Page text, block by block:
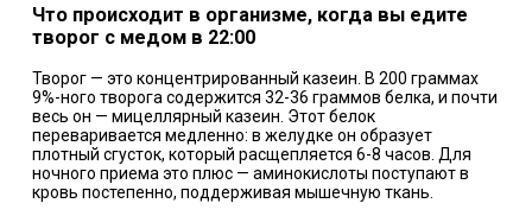
Что происходит в организме, когда вы едите
творог с медом в 22:00
Творог — это концентрированный казеин. В 200 граммах
9%-ного творога содержится 32-36 граммов белка, и почти
весь он — мицеллярный казеин. Этот белок
переваривается медленно: в желудке он образует
плотный сгусток, который расщепляется 6-8 часов. Для
ночного приема это плюс — аминокислоты поступают в
кровь постепенно, поддерживая мышечную ткань.